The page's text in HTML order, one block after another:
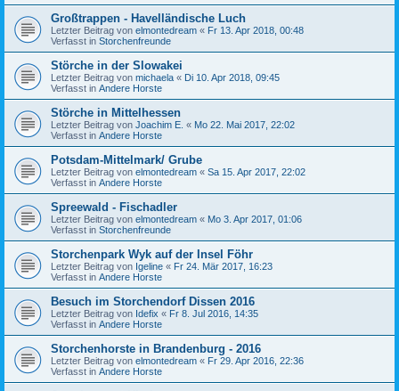
Großtrappen - Havelländische Luch
Letzter Beitrag von elmontedream « Fr 13. Apr 2018, 00:48
Verfasst in Storchenfreunde
Störche in der Slowakei
Letzter Beitrag von michaela « Di 10. Apr 2018, 09:45
Verfasst in Andere Horste
Störche in Mittelhessen
Letzter Beitrag von Joachim E. « Mo 22. Mai 2017, 22:02
Verfasst in Andere Horste
Potsdam-Mittelmark/ Grube
Letzter Beitrag von elmontedream « Sa 15. Apr 2017, 22:02
Verfasst in Andere Horste
Spreewald - Fischadler
Letzter Beitrag von elmontedream « Mo 3. Apr 2017, 01:06
Verfasst in Storchenfreunde
Storchenpark Wyk auf der Insel Föhr
Letzter Beitrag von Igeline « Fr 24. Mär 2017, 16:23
Verfasst in Andere Horste
Besuch im Storchendorf Dissen 2016
Letzter Beitrag von Idefix « Fr 8. Jul 2016, 14:35
Verfasst in Andere Horste
Storchenhorste in Brandenburg - 2016
Letzter Beitrag von elmontedream « Fr 29. Apr 2016, 22:36
Verfasst in Andere Horste